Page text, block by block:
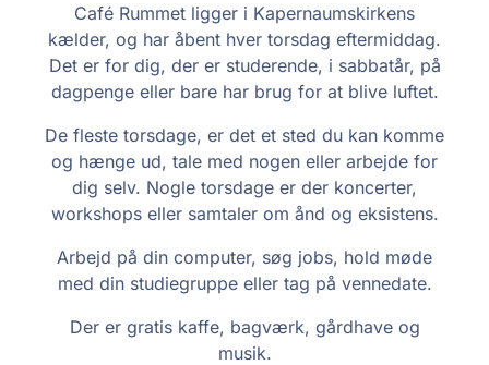
Café Rummet ligger i Kapernaumskirkens
kælder, og har åbent hver torsdag eftermiddag.
Det er for dig, der er studerende, i sabbatår, på
dagpenge eller bare har brug for at blive luftet.
De fleste torsdage, er det et sted du kan komme
og hænge ud, tale med nogen eller arbejde for
dig selv. Nogle torsdage er der koncerter,
workshops eller samtaler om ånd og eksistens.
Arbejd på din computer, søg jobs, hold møde
med din studiegruppe eller tag på vennedate.
Der er gratis kaffe, bagværk, gårdhave og
musik.